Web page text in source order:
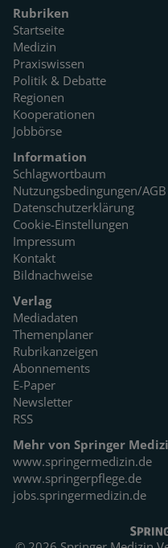
Rubriken
Startseite
Medizin
Praxiswissen
Politik & Debatte
Regionen
Kooperationen
Jobbörse
Information
Schlagwortbaum
Nutzungsbedingungen/AGB
Datenschutzerklärung
Cookie-Einstellungen
Impressum
Kontakt
Bildnachweise
Verlag
Mediadaten
Themenplaner
Rubrikanzeigen
Abonnements
E-Paper
Newsletter
RSS
Mehr von Springer
www.springermedizin.de
www.springerpflege.de
jobs.springermedizin.de